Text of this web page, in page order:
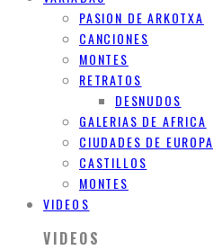
PASION DE ARKOTXA
CANCIONES
MONTES
RETRATOS
DESNUDOS
GALERIAS DE AFRICA
CIUDADES DE EUROPA
CASTILLOS
MONTES
VIDEOS
VIDEOS